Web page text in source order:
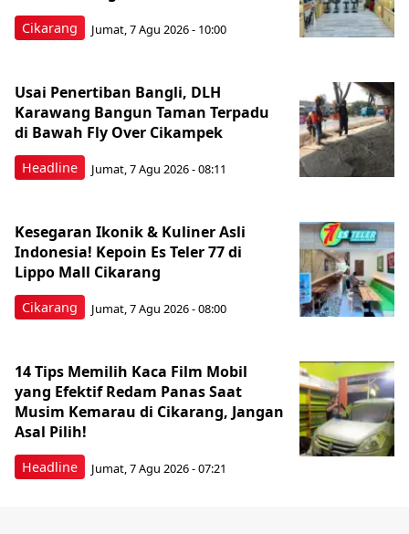
Cikarang Jumat, 7 Agu 2026 - 10:00
Headline
Usai Penertiban Bangli, DLH
Karawang Bangun Taman Terpadu
di Bawah Fly Over Cikampek
Jumat, 7 Agu 2026 - 08:11
Cikarang
Kesegaran Ikonik & Kuliner Asli
Indonesia! Kepoin Es Teler 77 di
Lippo Mall Cikarang
Jumat, 7 Agu 2026 - 08:00
Headline
14 Tips Memilih Kaca Film Mobil
yang Efektif Redam Panas Saat
Musim Kemarau di Cikarang, Jangan
Asal Pilih!
Jumat, 7 Agu 2026 - 07:21